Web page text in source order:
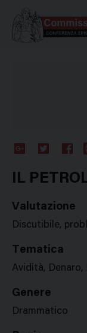
Plus
IL
Valutazione
Discutibile,
Tematica
Avidità,
Genere
Drammatico